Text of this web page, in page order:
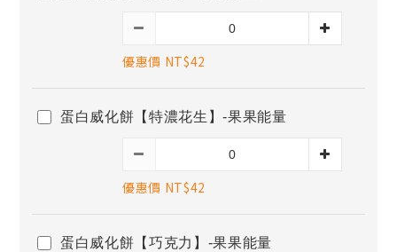
優惠價 NT$42
蛋白威化餅【特濃花生】-果果能量
優惠價 NT$42
蛋白威化餅【巧克力】-果果能量